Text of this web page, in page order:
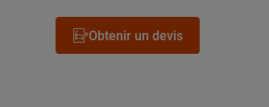
Obtenir un devis